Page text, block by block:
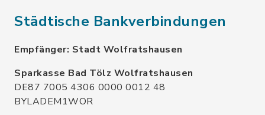
Städtische Bankverbindungen
Empfänger: Stadt Wolfratshausen
Sparkasse Bad Tölz Wolfratshausen
DE87 7005 4306 0000 0012 48
BYLADEM1WOR